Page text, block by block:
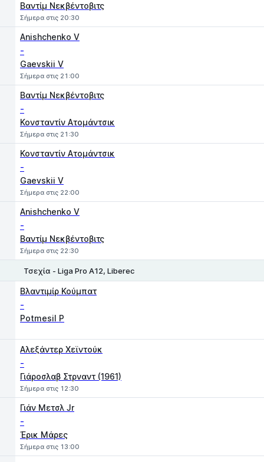
Βαντίμ Νεκβέντοβιτς
Σήμερα στις 20:30
Anishchenko V
-
Gaevskii V
Σήμερα στις 21:00
Βαντίμ Νεκβέντοβιτς
-
Κονσταντίν Ατομάντσικ
Σήμερα στις 21:30
Κονσταντίν Ατομάντσικ
-
Gaevskii V
Σήμερα στις 22:00
Anishchenko V
-
Βαντίμ Νεκβέντοβιτς
Σήμερα στις 22:30
Τσεχία - Liga Pro A12, Liberec
Βλαντιμίρ Κούμπατ
-
Potmesil P
Αλεξάντερ Χεϊντούκ
-
Γιάροσλαβ Στρναντ (1961)
Σήμερα στις 12:30
Γιάν Μετσλ Jr
-
Έρικ Μάρες
Σήμερα στις 13:00